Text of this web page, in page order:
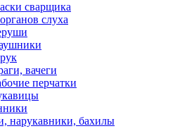
сварщика
слуха
вачеги
перчатки
нарукавники, бахилы